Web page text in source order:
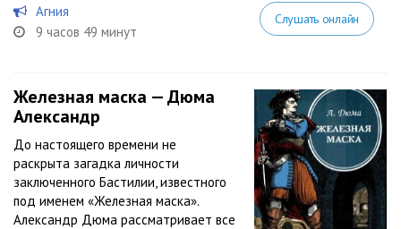
Агния
9 часов 49 минут
Слушать онлайн
Железная маска — Дюма
Александр
До настоящего времени не
раскрыта загадка личности
заключенного Бастилии, известного
под именем «Железная маска».
Александр Дюма рассматривает все